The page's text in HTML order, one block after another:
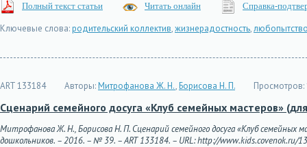
Полный текст статьи Читать онлайн Справка-
Ключевые слова:родительский коллектив,жизнерадостность,
ART 133184 Авторы:Митрофанова Ж. Н.,Борисова Н. П. Просмотров:
Сценарий семейного досуга «Клуб семейных мастеров»
Митрофанова Ж. Н., Борисова Н. П. Сценарий семейного досуга «Клуб
дошкольников. – 2016. – № 39. – ART 133184. – URL: http://www.kids.covenok.ru/